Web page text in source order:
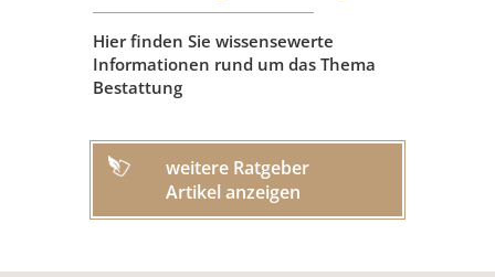
Hier finden Sie wissensewerte
Informationen rund um das Thema
Bestattung
weitere Ratgeber
Artikel anzeigen